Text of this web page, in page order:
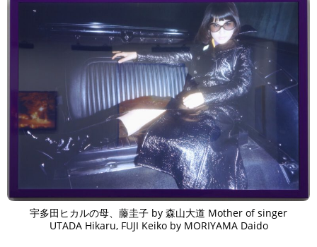
宇多田ヒカルの母、藤圭子 by 森山大道 Mother of singer
UTADA Hikaru, FUJI Keiko by MORIYAMA Daido